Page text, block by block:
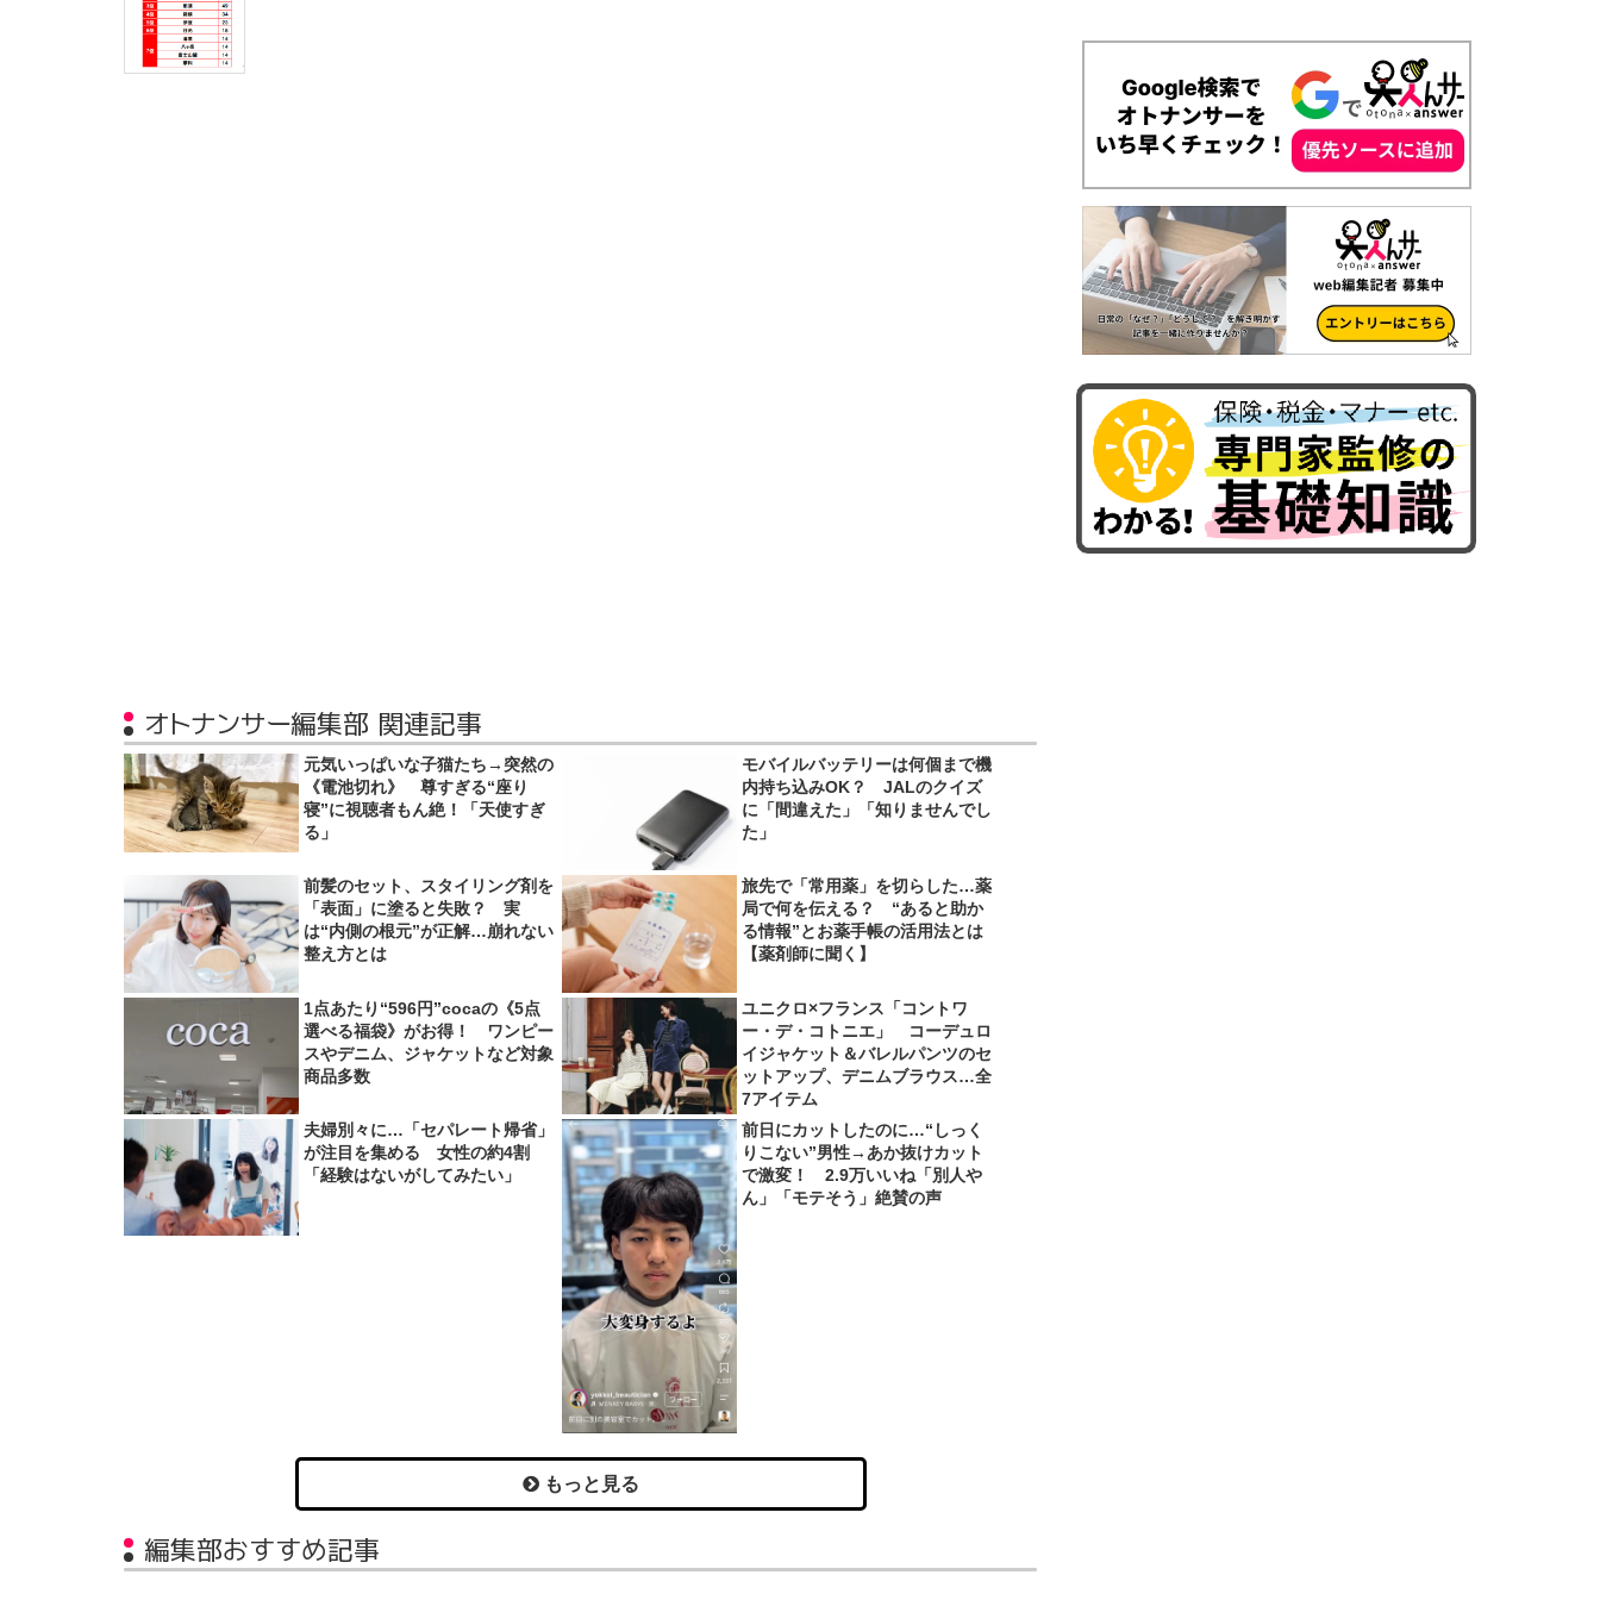
オトナンサー編集部 関連記事
元気いっぱいな子猫たち→突然の
《電池切れ》 尊すぎる“座り
寝”に視聴者もん絶！「天使すぎ
る」
モバイルバッテリーは何個まで機
内持ち込みOK？ JALのクイズ
に「間違えた」「知りませんでし
た」
前髪のセット、スタイリング剤を
「表面」に塗ると失敗？ 実
は“内側の根元”が正解…崩れない
整え方とは
旅先で「常用薬」を切らした…薬
局で何を伝える？ “あると助か
る情報”とお薬手帳の活用法とは
【薬剤師に聞く】
1点あたり“596円”cocaの《5点
選べる福袋》がお得！ ワンピー
スやデニム、ジャケットなど対象
商品多数
ユニクロ×フランス「コントワ
ー・デ・コトニエ」 コーデュロ
イジャケット＆バレルパンツのセ
ットアップ、デニムブラウス…全
7アイテム
夫婦別々に…「セパレート帰省」
が注目を集める 女性の約4割
「経験はないがしてみたい」
前日にカットしたのに…“しっく
りこない”男性→あか抜けカット
で激変！ 2.9万いいね「別人や
ん」「モテそう」絶賛の声
もっと見る
編集部おすすめ記事